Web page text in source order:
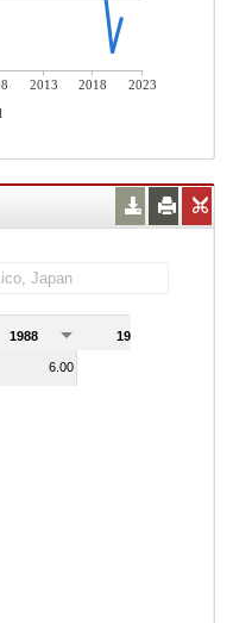
2013 2018
2023
1988 1989
6.00